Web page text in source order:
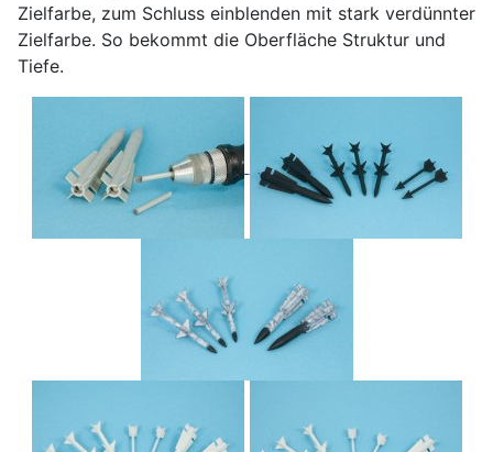
Zielfarbe, zum Schluss einblenden mit stark verdünnter
Zielfarbe. So bekommt die Oberfläche Struktur und
Tiefe.